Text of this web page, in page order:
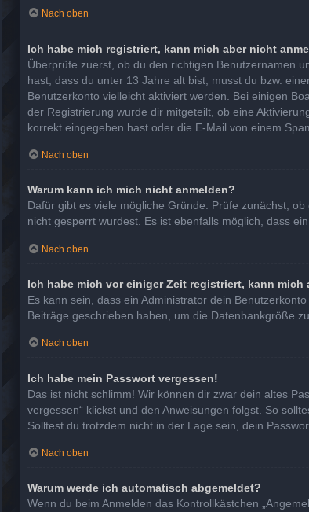
Nach oben
Ich habe mich registriert, kann mich aber nicht
Überprüfe zuerst, ob du den richtigen Benutzernamen
hast, dass du unter 13 Jahre alt bist, musst du bzw.
Benutzerkonto vielleicht aktiviert werden. Bei einigen
der Registrierung wurde dir mitgeteilt, ob eine
korrekt eingegeben hast oder die E-Mail von einem
Nach oben
Warum kann ich mich nicht anmelden?
Dafür gibt es viele mögliche Gründe. Prüfe zunächst,
nicht gesperrt wurdest. Es ist ebenfalls möglich, dass
Nach oben
Ich habe mich vor einiger Zeit registriert, kann mich
Es kann sein, dass ein Administrator dein
Beiträge geschrieben haben, um die Datenbankgröße
Nach oben
Ich habe mein Passwort vergessen!
Das ist nicht schlimm! Wir können dir zwar dein altes
vergessen“ klickst und den Anweisungen folgst. So
Solltest du trotzdem nicht in der Lage sein, dein
Nach oben
Warum werde ich automatisch abgemeldet?
Wenn du beim Anmelden das Kontrollkästchen